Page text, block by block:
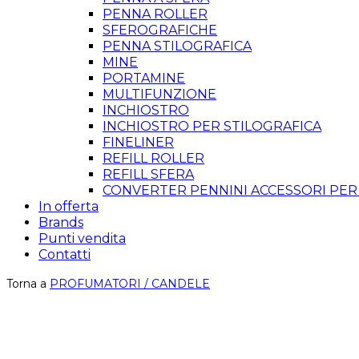
PENNA ROLLER
SFEROGRAFICHE
PENNA STILOGRAFICA
MINE
PORTAMINE
MULTIFUNZIONE
INCHIOSTRO
INCHIOSTRO PER STILOGRAFICA
FINELINER
REFILL ROLLER
REFILL SFERA
CONVERTER PENNINI ACCESSORI
In offerta
Brands
Punti vendita
Contatti
Torna a PROFUMATORI / CANDELE